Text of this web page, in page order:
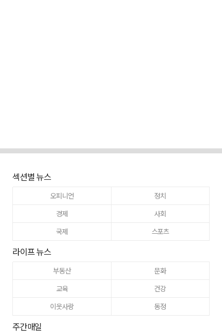
섹션별 뉴스
오피니언
정치
경제
사회
국제
스포츠
라이프 뉴스
부동산
문화
교육
건강
이웃사랑
동정
주간매일